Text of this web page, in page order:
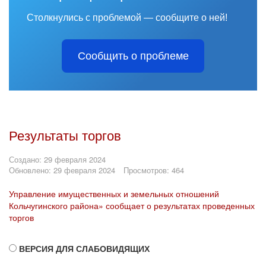
Столкнулись с проблемой — сообщите о ней!
Сообщить о проблеме
Результаты торгов
Создано: 29 февраля 2024
Обновлено: 29 февраля 2024
Просмотров: 464
Управление имущественных и земельных отношений
Кольчугинского района» сообщает о результатах проведенных
торгов
ВЕРСИЯ ДЛЯ СЛАБОВИДЯЩИХ